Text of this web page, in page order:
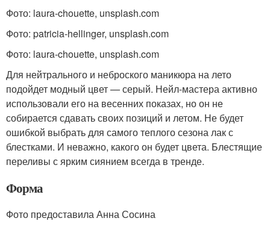
Фото: laura-chouette, unsplash.com
Фото: patricia-hellinger, unsplash.com
Фото: laura-chouette, unsplash.com
Для нейтрального и неброского маникюра на лето
подойдет модный цвет — серый. Нейл-мастера активно
использовали его на весенних показах, но он не
собирается сдавать своих позиций и летом. Не будет
ошибкой выбрать для самого теплого сезона лак с
блестками. И неважно, какого он будет цвета. Блестящие
переливы с ярким сиянием всегда в тренде.
Форма
Фото предоставила Анна Сосина